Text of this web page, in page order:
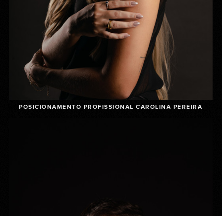
POSICIONAMENTO PROFISSIONAL CAROLINA PEREIRA